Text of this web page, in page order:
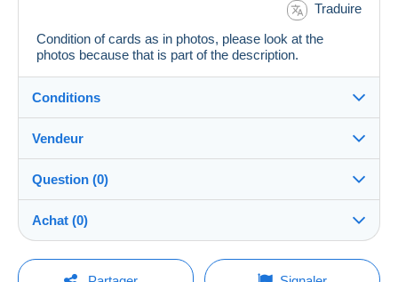
Traduire
Condition of cards as in photos, please look at the
photos because that is part of the description.
Conditions
Destination :
Voir la liste des pays
Expédition :
Envoi après paiement
A charge de l'acheteur
Vendeur
Lemon100%(3124x)
Boutique
Question (0)
Pour poser une question, vous devez ouvrir
Achat (0)
Dernière actualisation : 09:17:19